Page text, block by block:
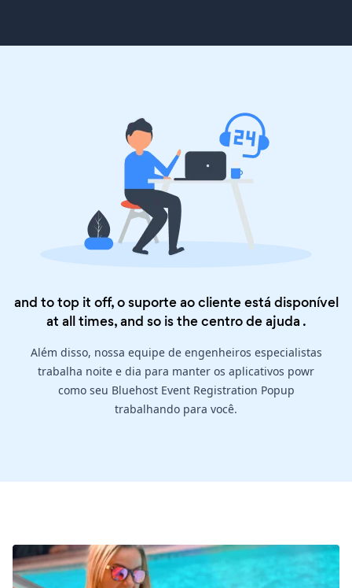
and to top it off, o suporte ao cliente está disponível
at all times, and so is thecentro de ajuda .
Além disso, nossa equipe de engenheiros especialistas
trabalha noite e dia para manter os aplicativos powr
como seu Bluehost Event Registration Popup
trabalhando para você.